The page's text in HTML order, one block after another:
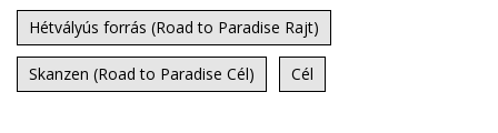
Hétvályús forrás (Road to Paradise Rajt)
Skanzen (Road to Paradise Cél) Cél